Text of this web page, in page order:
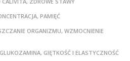
PAMIĘĆ
ORGANIZMU, WZMOCNIENIE
GIĘTKOŚĆ I ELASTYCZNOŚĆ